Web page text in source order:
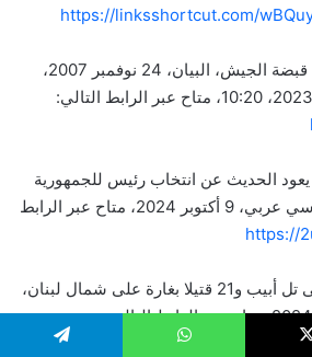
https://linksshortcut.com/
لحود يضع لبنان في قبضة الجيش، البيان، 24 نوفمبر 2007،
يعود الحديث عن انتخاب رئيس للجمهورية
بقوة في لبنان؟، بي بي سي عربي، 9 أكتوبر 2024، متاح عبر الرابط
https://
هجوم صاروخي على تل أبيب و21 قتيلا بغارة على شمال لبنان،